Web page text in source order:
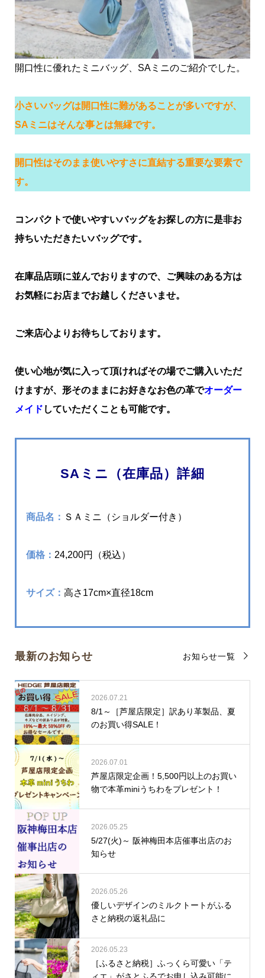
開口性に優れたミニバッグ、SAミニのご紹介でした。
小さいバッグは開口性に難があることが多いですが、
SAミニはそんな事とは無縁です。
開口性はそのまま使いやすさに直結する重要な要素で
す。
コンパクトで使いやすいバッグをお探しの方に是非お
持ちいただきたいバッグです。
在庫品店頭に並んでおりますので、ご興味のある方は
お気軽にお店までお越しくださいませ。
ご来店心よりお待ちしております。
使い心地が気に入って頂ければその場でご購入いただ
けますが、形そのままにお好きなお色の革でオーダー
メイド していただくことも可能です。
SAミニ（在庫品）詳細
商品名： ＳＡミニ（ショルダー付き）
価格： 24,200円（税込）
サイズ： 高さ17cm×直径18cm
最新のお知らせ お知らせ一覧
2026.07.21
8/1～［芦屋店限定］訳あり革製品、夏
のお買い得SALE！
2026.07.01
芦屋店限定企画！5,500円以上のお買い
物で本革miniうちわをプレゼント！
2026.05.25
5/27(火)～ 阪神梅田本店催事出店のお
知らせ
2026.05.26
優しいデザインのミルクトートがふる
さと納税の返礼品に
2026.05.23
［ふるさと納税］ふっくら可愛い「テ